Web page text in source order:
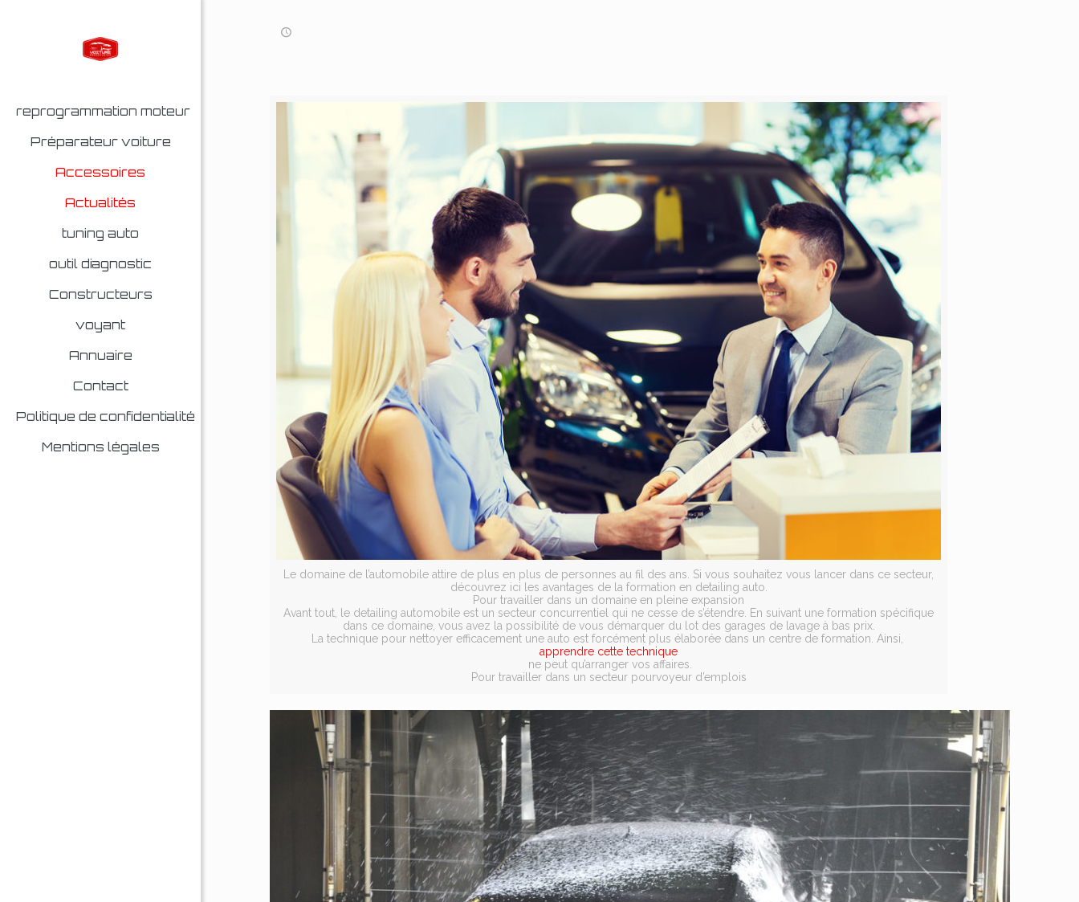
reprogrammation moteur
Préparateur voiture
Accessoires
Actualités
tuning auto
outil diagnostic
Constructeurs
voyant
Annuaire
Contact
Politique de confidentialité
Mentions légales
Le domaine de l’automobile attire de plus en plus de personnes au fil des ans. Si vous souhaitez vous lancer dans ce secteur,
découvrez ici les avantages de la formation en detailing auto.
Pour travailler dans un domaine en pleine expansion
Avant tout, le detailing automobile est un secteur concurrentiel qui ne cesse de s’étendre. En suivant une formation spécifique
dans ce domaine, vous avez la possibilité de vous démarquer du lot des garages de lavage à bas prix.
La technique pour nettoyer efficacement une auto est forcément plus élaborée dans un centre de formation. Ainsi,
apprendre cette technique
ne peut qu’arranger vos affaires.
Pour travailler dans un secteur pourvoyeur d’emplois